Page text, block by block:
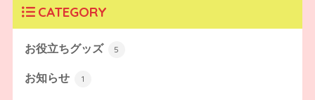
CATEGORY
お役立ちグッズ 5
お知らせ 1